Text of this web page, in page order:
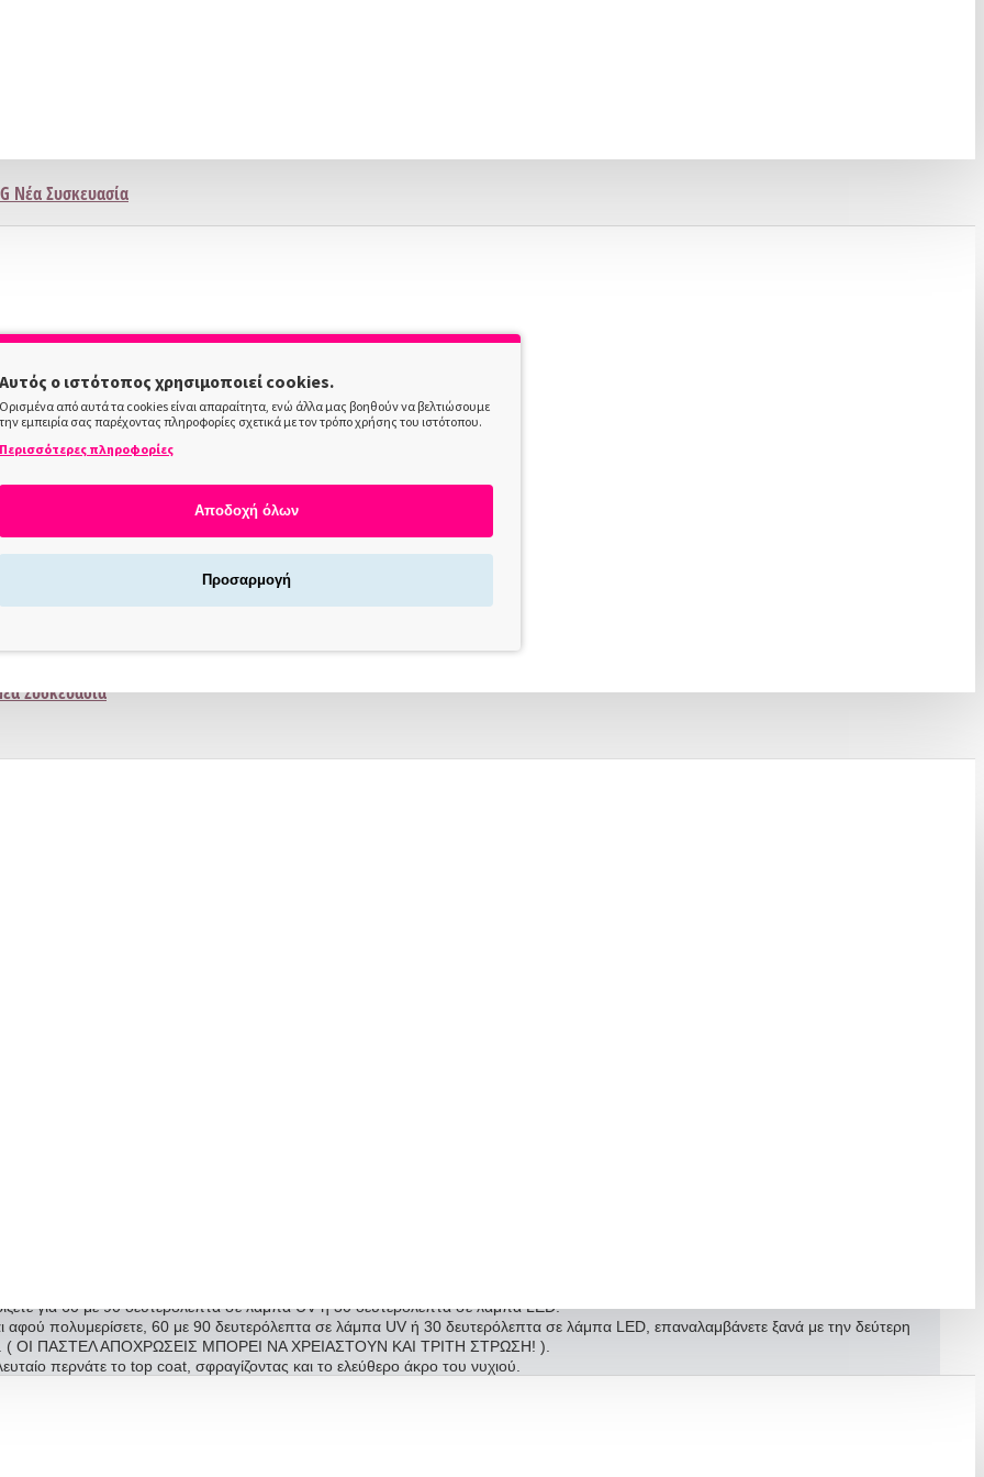
για 60 με 90 δευτερόλεπτα σε λάμπα UV ή 30 δευτερόλεπτα σε λάμπα LED.
πολυμερίσετε, 60 με 90 δευτερόλεπτα σε λάμπα UV ή 30 δευτερόλεπτα σε λάμπα LED, επαναλαμβάνετε ξανά με την δεύτερη
( OI ΠΑΣΤΕΛ ΑΠΟΧΡΩΣΕΙΣ ΜΠΟΡΕΙ ΝΑ ΧΡΕΙΑΣΤΟΥΝ ΚΑΙ ΤΡΙΤΗ ΣΤΡΩΣΗ! ).
περνάτε το top coat, σφραγίζοντας και το ελεύθερο άκρο του νυχιού.
Αυτός ο ιστότοπος χρησιμοποιεί cookies.
Ορισμένα από αυτά τα cookies είναι απαραίτητα, ενώ άλλα μας βοηθούν να βελτιώσουμε
την εμπειρία σας παρέχοντας πληροφορίες σχετικά με τον τρόπο χρήσης του ιστότοπου.
Περισσότερες πληροφορίες
Αποδοχή όλων
Προσαρμογή